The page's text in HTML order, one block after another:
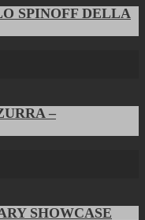
SPINOFF DELLA
–
SHOWCASE